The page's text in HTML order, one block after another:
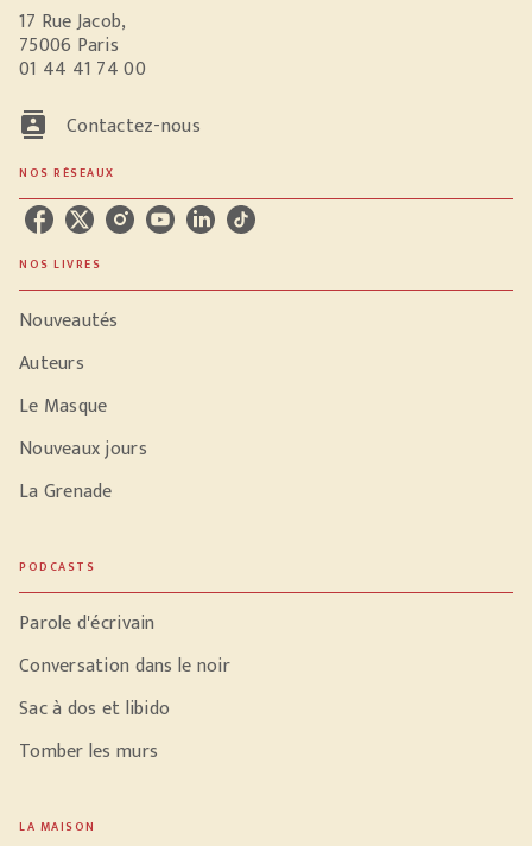
17 Rue Jacob,
75006 Paris
01 44 41 74 00
contacts Contactez-nous
NOS RÉSEAUX
NOS LIVRES
Nouveautés
Auteurs
Le Masque
Nouveaux jours
La Grenade
PODCASTS
Parole d'écrivain
Conversation dans le noir
Sac à dos et libido
Tomber les murs
LA MAISON